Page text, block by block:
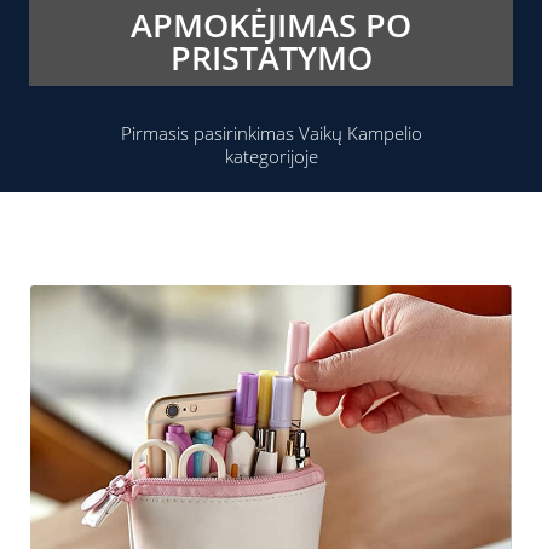
APMOKĖJIMAS PO
PRISTATYMO
Pirmasis pasirinkimas Vaikų Kampelio
kategorijoje